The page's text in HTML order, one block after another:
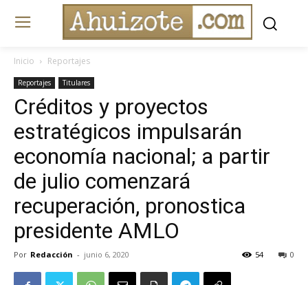
Inicio Reportajes
Reportajes Titulares
Créditos y proyectos
estratégicos impulsarán
economía nacional; a partir
de julio comenzará
recuperación, pronostica
presidente AMLO
Por Redacción - junio 6, 2020 0
54